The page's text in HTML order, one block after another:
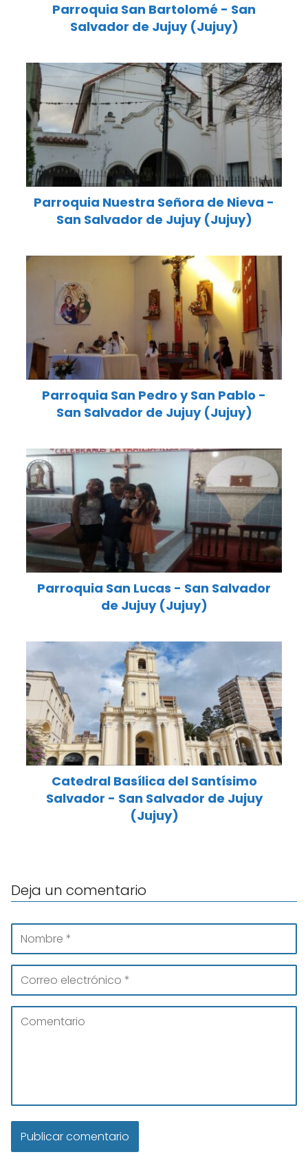
Parroquia San Bartolomé - San
Salvador de Jujuy (Jujuy)
Parroquia Nuestra Señora de Nieva -
San Salvador de Jujuy (Jujuy)
Parroquia San Pedro y San Pablo -
San Salvador de Jujuy (Jujuy)
Parroquia San Lucas - San Salvador
de Jujuy (Jujuy)
Catedral Basílica del Santísimo
Salvador - San Salvador de Jujuy
(Jujuy)
Deja un comentario